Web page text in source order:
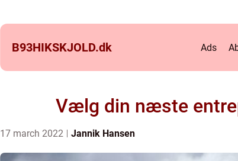
B93HIKSKJOLD.dk Ads
Vælg din næste
17 march 2022 Jannik Hansen